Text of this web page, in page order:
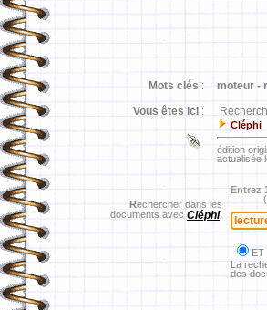
Mots clés : moteur -
Vous êtes ici :
Cléphi
édition
actualisée
Rechercher dans les
documents avec Cléphi
Entrez
ET
La
des